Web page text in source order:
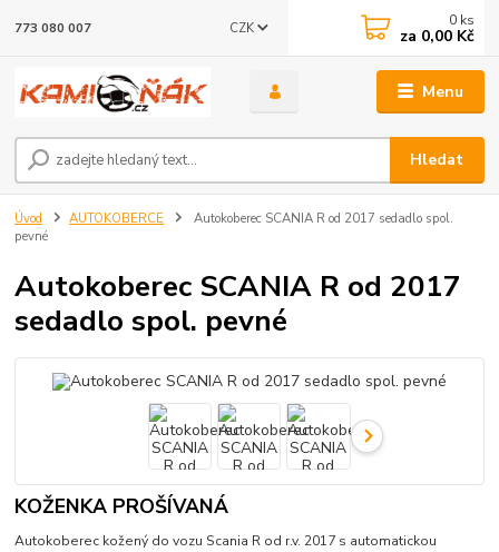
Menu
CZK
Hledat
773 080 007 0 ks
za 0,00 Kč
Úvod AUTOKOBERCE
Autokoberec SCANIA R od 2017 sedadlo spol.
pevné
Autokoberec SCANIA R od 2017
sedadlo spol. pevné
KOŽENKA PROŠÍVANÁ
Autokoberec kožený do vozu Scania R od r.v. 2017 s automatickou